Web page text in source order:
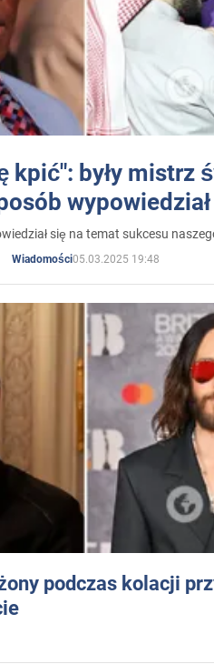
kpić": były mistrz
się na temat sukcesu
Wiadomości05.03.2025 19:48
podczas kolacji